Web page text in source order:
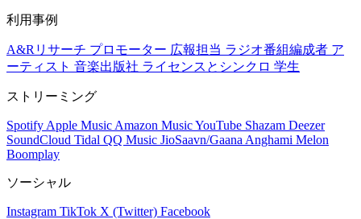
利用事例
A&Rリサーチ プロモーター 広報担当 ラジオ番組編成者 ア
ーティスト 音楽出版社 ライセンスとシンクロ 学生
ストリーミング
Spotify Apple Music Amazon MusicYouTube Shazam Deezer
SoundCloud Tidal QQ Music JioSaavn/Gaana Anghami Melon
Boomplay
ソーシャル
Instagram TikTok X (Twitter) Facebook